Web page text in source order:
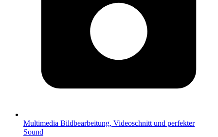
Multimedia Bildbearbeitung, Videoschnitt und perfekter
Sound